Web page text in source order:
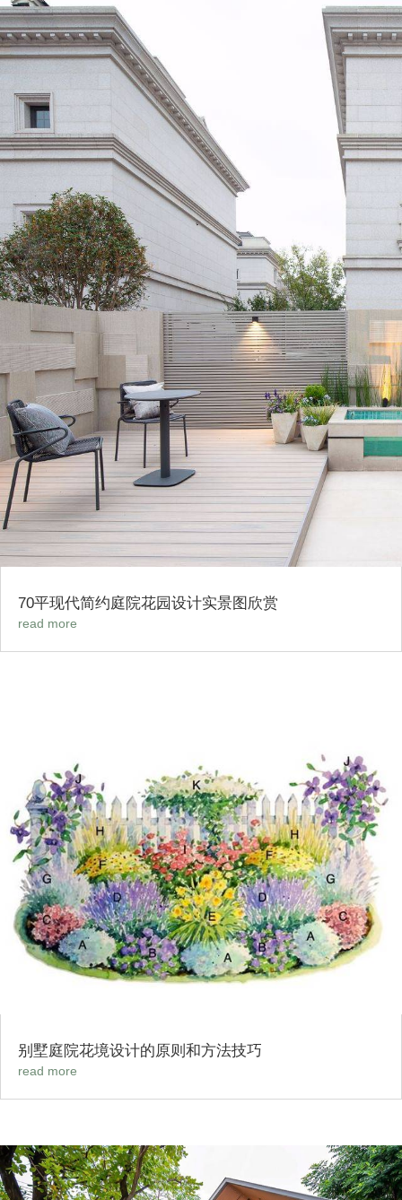
70平现代简约庭院花园设计实景图欣赏
read more
别墅庭院花境设计的原则和方法技巧
read more